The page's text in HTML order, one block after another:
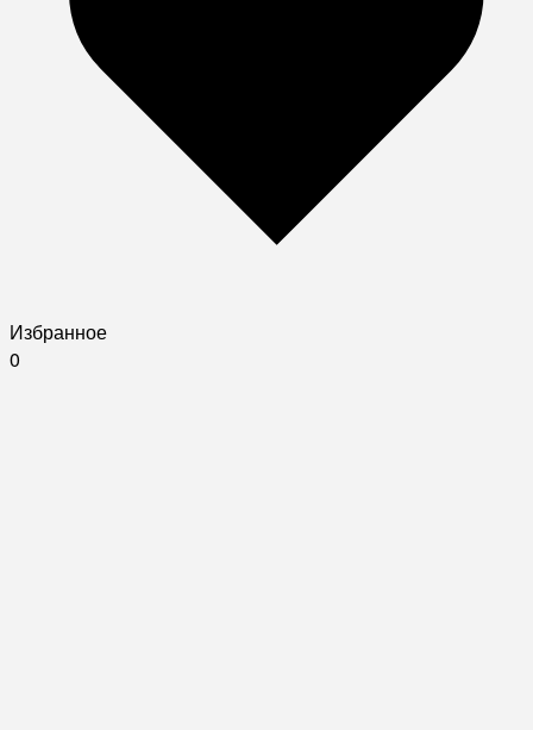
Избранное
0